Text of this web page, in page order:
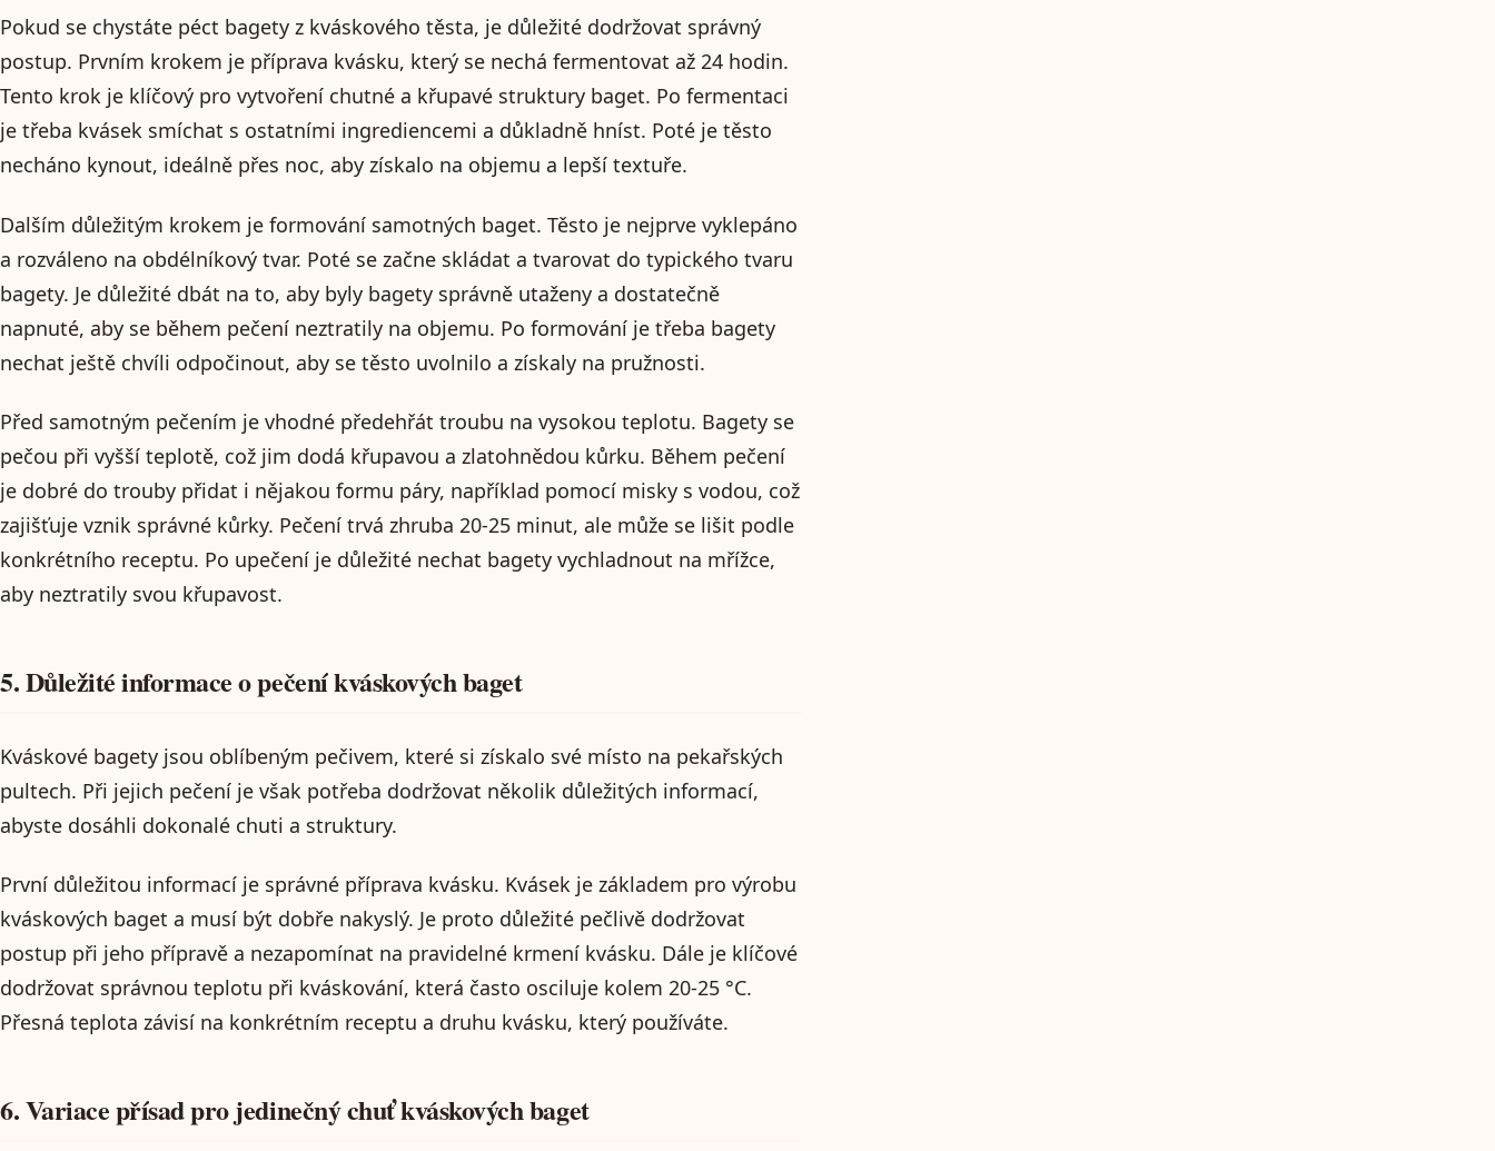
Pokud se chystáte péct bagety z kváskového těsta, je důležité dodržovat správný
postup. Prvním krokem je příprava kvásku, který se nechá fermentovat až 24 hodin.
Tento krok je klíčový pro vytvoření chutné a křupavé struktury baget. Po fermentaci
je třeba kvásek smíchat s ostatními ingrediencemi a důkladně hníst. Poté je těsto
necháno kynout, ideálně přes noc, aby získalo na objemu a lepší textuře.
Dalším důležitým krokem je formování samotných baget. Těsto je nejprve vyklepáno
a rozváleno na obdélníkový tvar. Poté se začne skládat a tvarovat do typického tvaru
bagety. Je důležité dbát na to, aby byly bagety správně utaženy a dostatečně
napnuté, aby se během pečení neztratily na objemu. Po formování je třeba bagety
nechat ještě chvíli odpočinout, aby se těsto uvolnilo a získaly na pružnosti.
Před samotným pečením je vhodné předehřát troubu na vysokou teplotu. Bagety se
pečou při vyšší teplotě, což jim dodá křupavou a zlatohnědou kůrku. Během pečení
je dobré do trouby přidat i nějakou formu páry, například pomocí misky s vodou, což
zajišťuje vznik správné kůrky. Pečení trvá zhruba 20-25 minut, ale může se lišit podle
konkrétního receptu. Po upečení je důležité nechat bagety vychladnout na mřížce,
aby neztratily svou křupavost.
5. Důležité informace o pečení kváskových baget
Kváskové bagety jsou oblíbeným pečivem, které si získalo své místo na pekařských
pultech. Při jejich pečení je však potřeba dodržovat několik důležitých informací,
abyste dosáhli dokonalé chuti a struktury.
První důležitou informací je správné příprava kvásku. Kvásek je základem pro výrobu
kváskových baget a musí být dobře nakyslý. Je proto důležité pečlivě dodržovat
postup při jeho přípravě a nezapomínat na pravidelné krmení kvásku. Dále je klíčové
dodržovat správnou teplotu při kváskování, která často osciluje kolem 20-25 °C.
Přesná teplota závisí na konkrétním receptu a druhu kvásku, který používáte.
6. Variace přísad pro jedinečný chuť kváskových baget